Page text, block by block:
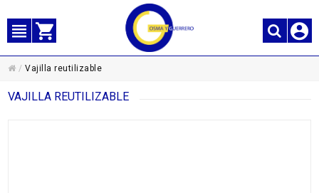
/Vajilla reutilizable
VAJILLA REUTILIZABLE